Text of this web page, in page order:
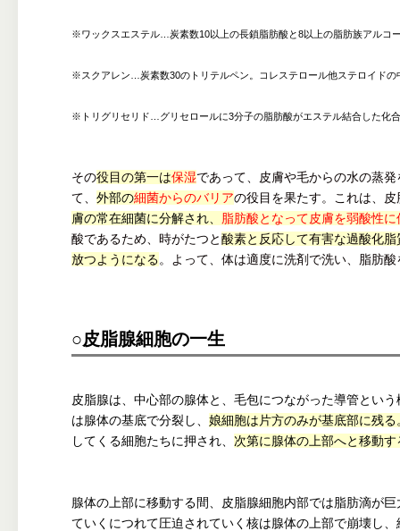
※ワックスエステル…炭素数10以上の長鎖脂肪酸と8以上の脂肪族アルコ
※スクアレン…炭素数30のトリテルペン。コレステロール他ステロイドの
※トリグリセリド…グリセロールに3分子の脂肪酸がエステル結合した化
その役目の第一は保湿であって、皮膚や毛からの水の蒸
て、 外部の細菌からのバリアの役目を果たす。これは、
膚の常在細菌に分解され、 脂肪酸となって皮膚を弱酸性に
酸であるため、時がたつと酸素と反応して有害な過酸化
放つようになる。よって、体は適度に洗剤で洗い、脂肪
○皮脂腺細胞の一生
皮脂腺は、中心部の腺体と、毛包につながった導管とい
は腺体の基底で分裂し、 娘細胞は片方のみが基底部に残る
してくる細胞たちに押され、 次第に腺体の上部へと移動す
腺体の上部に移動する間、皮脂腺細胞内部では脂肪滴が
ていくにつれて圧迫されていく核は腺体の上部で崩壊し、